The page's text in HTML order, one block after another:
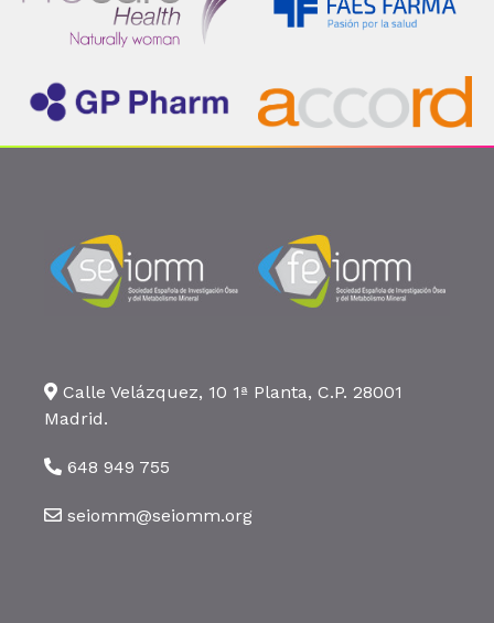
Calle Velázquez, 10 1ª Planta, C.P. 28001
Madrid.
648 949 755
seiomm@seiomm.org